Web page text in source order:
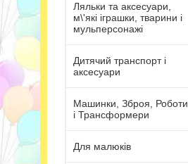
Ляльки та аксесуари,
м\'які іграшки, тварини і
мульперсонажі
Дитячий транспорт і
аксесуари
Машинки, Зброя, Роботи
і Трансформери
Для малюків